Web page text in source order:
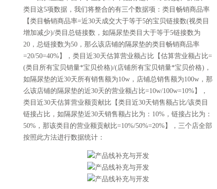
类目这5项数据，我们将整合的有三个数据项：类目畅销商品率
【类目畅销商品率=近30天成交大于等于5的宝贝链接数(视类目
增加减少)/类目总链接数，如隔尿垫类目大于等于5链接数为
20，总链接数为50，那么该店铺的隔尿垫的类目畅销商品率
=20/50=40%】，类目近30天估算营业额占比【估算营业额占比=
(类目所有宝贝销量*宝贝价格)/(店铺所有宝贝销量*宝贝价格)，
如隔尿垫的近30天所有销售额为10w，店铺总销售额为100w，那
么该店铺的隔尿垫的近30天的营业额占比=10w/100w=10%】，
类目近30天估算营业额贡献比【类目近30天销售额占比/该类目
链接占比，如隔尿垫近30天销售额占比为：10%，链接占比为：
50%，那该类目的营业额贡献比=10%/50%=20%】，三个店全部
按照此方法进行数据统计：